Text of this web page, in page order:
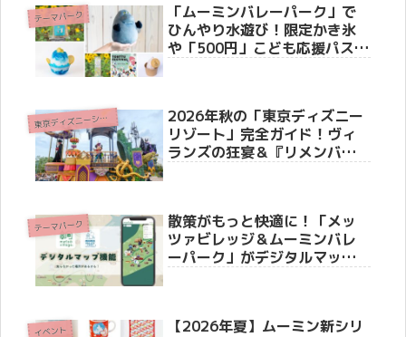
テーマパーク
「ムーミンバレーパーク」で
ひんやり水遊び！限定かき氷
や「500円」こども応援パスな
東
京ディズニーシー(R)
2026年秋の「東京ディズニー
リゾート」完全ガイド！ヴィ
ランズの狂宴＆『リメンバ
テーマパーク
散策がもっと快適に！「メッ
ツァビレッジ＆ムーミンバレ
ーパーク」がデジタルマップ
イベント
【2026年夏】ムーミン新シリ